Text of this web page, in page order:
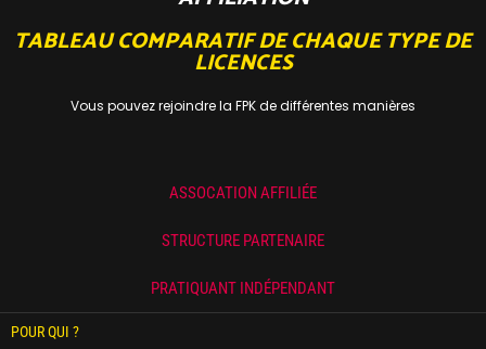
TABLEAU COMPARATIF DE CHAQUE TYPE DE
LICENCES
Vous pouvez rejoindre la FPK de différentes manières
ASSOCATION AFFILIÉE
STRUCTURE PARTENAIRE
PRATIQUANT INDÉPENDANT
POUR QUI ?